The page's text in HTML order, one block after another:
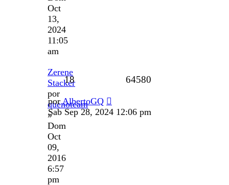
Oct
13,
2024
11:05
am
Zerene
Stacker
por
quenoteam
»
Dom
Oct
09,
2016
6:57
pm
18 64580
porAlbertoGQ
Sab Sep 28, 2024 12:06 pm